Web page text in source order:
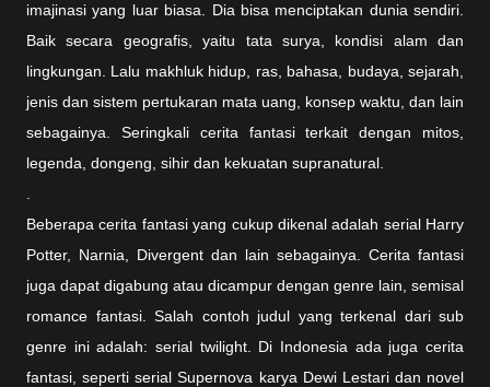
imajinasi yang luar biasa. Dia bisa menciptakan dunia sendiri.
Baik secara geografis, yaitu tata surya, kondisi alam dan
lingkungan. Lalu makhluk hidup, ras, bahasa, budaya, sejarah,
jenis dan sistem pertukaran mata uang, konsep waktu, dan lain
sebagainya. Seringkali cerita fantasi terkait dengan mitos,
legenda, dongeng, sihir dan kekuatan supranatural.
Beberapa cerita fantasi yang cukup dikenal adalah serial Harry
Potter, Narnia, Divergent dan lain sebagainya. Cerita fantasi
juga dapat digabung atau dicampur dengan genre lain, semisal
romance fantasi. Salah contoh judul yang terkenal dari sub
genre ini adalah: serial twilight. Di Indonesia ada juga cerita
fantasi, seperti serial Supernova karya Dewi Lestari dan novel